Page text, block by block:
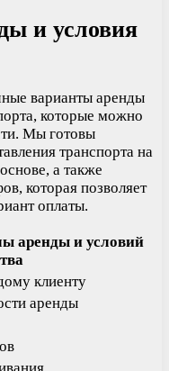
и условия
варианты аренды
которые можно
Мы готовы
транспорта на
а также
которая позволяет
оплаты.
аренды и условий
клиенту
аренды